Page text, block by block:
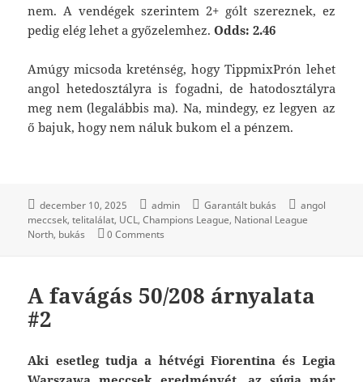
nem. A vendégek szerintem 2+ gólt szereznek, ez
pedig elég lehet a győzelemhez.Odds: 2.46
Amúgy micsoda kreténség, hogy TippmixPrón lehet
angol hetedosztályra is fogadni, de hatodosztályra
meg nem (legalábbis ma). Na, mindegy, ez legyen az
ő bajuk, hogy nem náluk bukom el a pénzem.
december 10, 2025 admin Garantált bukás
angol
meccsek telitalálat UCL Champions League National League
North bukás 0 Comments
A favágás 50/208 árnyalata
#2
Aki esetleg tudja a hétvégi Fiorentina és Legia